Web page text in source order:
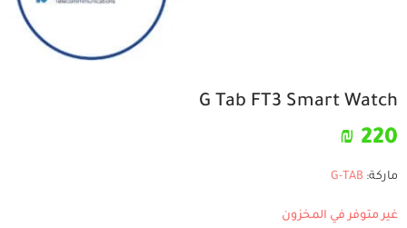
G Tab FT3 Smart Watch
220
₪
ماركة: G-TAB
غير متوفر في المخزون